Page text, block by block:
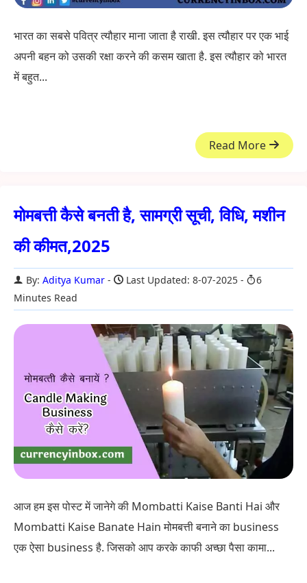
भारत का सबसे पवित्र त्यौहार माना जाता है राखी. इस त्यौहार पर एक भाई
अपनी बहन को उसकी रक्षा करने की कसम खाता है. इस त्यौहार को भारत
में बहुत...
Read More
मोमबत्ती कैसे बनती है, सामग्री सूची, विधि, मशीन
की कीमत,2025
By: Aditya Kumar Last Updated: 8-07-2025
6
Minutes Read
आज हम इस पोस्ट में जानेगे की Mombatti Kaise Banti Hai और
Mombatti Kaise Banate Hain मोमबत्ती बनाने का business
एक ऐसा business है. जिसको आप करके काफी अच्छा पैसा कामा...